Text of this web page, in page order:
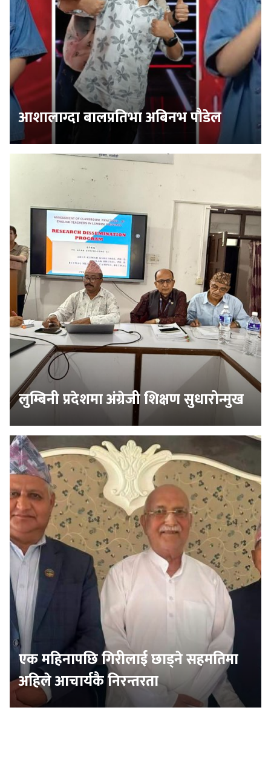
आशालाग्दा बालप्रतिभा अबिनभ पौडेल
लुम्बिनी प्रदेशमा अंग्रेजी शिक्षण सुधारोन्मुख
एक महिनापछि गिरीलाई छाड्ने सहमतिमा
अहिले आचार्यकै निरन्तरता